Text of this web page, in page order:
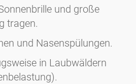
und große
tragen.
und Nasenspülungen.
in Laubwäldern